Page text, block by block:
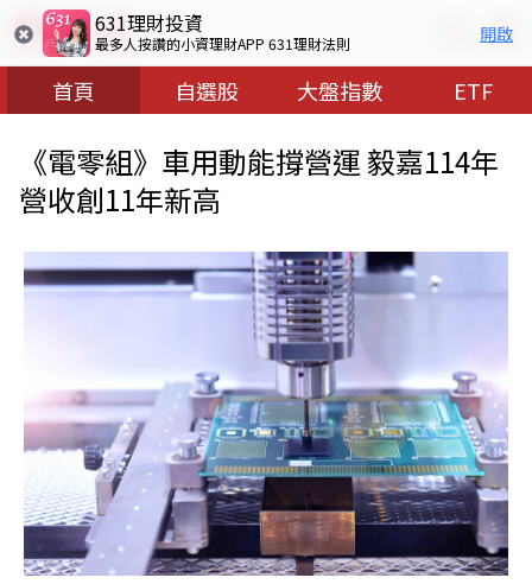
631理財投資
最多人按讚的小資理財APP 631理財法則 開啟
首頁 自選股 大盤指數 ETF
《電零組》車用動能撐營運 毅嘉114年
營收創11年新高